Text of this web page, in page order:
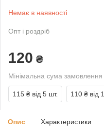
Немає в наявності
Опт і роздріб
120 ₴
Мінімальна сума
115 ₴ від 5 шт. 110 ₴ від
Опис Характеристики